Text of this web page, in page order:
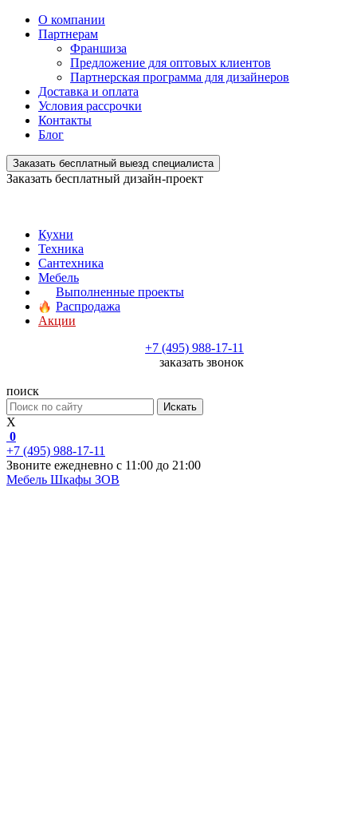
О компании
Партнерам
Франшиза
Предложение для оптовых клиентов
Партнерская программа для дизайнеров
Доставка и оплата
Условия рассрочки
Контакты
Блог
Заказать бесплатный выезд специалиста
Заказать бесплатный дизайн-проект
Кухни
Техника
Сантехника
Мебель
Выполненные проекты
Распродажа
Акции
+7 (495) 988-17-11
заказать звонок
поиск
Искать
X
0
+7 (495) 988-17-11
Звоните ежедневно с 11:00 до 21:00
Мебель Шкафы ЗОВ